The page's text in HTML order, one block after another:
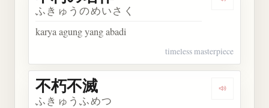
Dengarkan
ふきゅうのめいさく
karya agung yang abadi
timeless masterpiece
Dengarkan
不朽不滅
ふきゅうふめつ